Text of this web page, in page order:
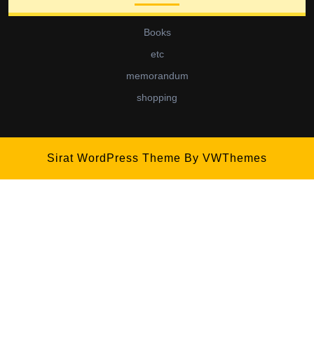
Books
etc
memorandum
shopping
Sirat WordPress Theme By VWThemes